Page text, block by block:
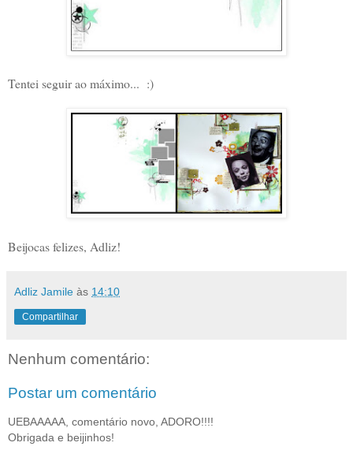
Tentei seguir ao máximo... :)
Beijocas felizes, Adliz!
Adliz Jamile às 14:10
Compartilhar
Nenhum comentário:
Postar um comentário
UEBAAAAA, comentário novo, ADORO!!!!
Obrigada e beijinhos!